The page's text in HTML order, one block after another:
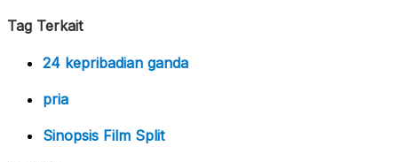
Tag Terkait
24 kepribadian ganda
pria
Sinopsis Film Split